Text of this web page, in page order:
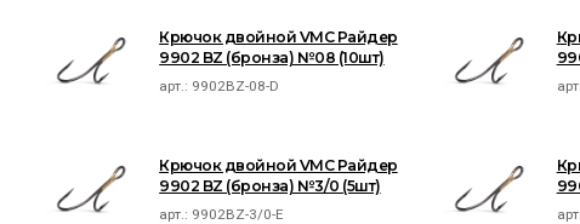
Крючок двойной VMC Райдер
9902 BZ (бронза) №08 (10шт)
арт.: 9902BZ-08-D
Крючок двойной VMC Райдер
9902 BZ (бронза) №3/0 (5шт)
арт.: 9902BZ-3/0-E